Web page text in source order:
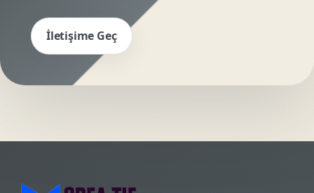
İletişime Geç